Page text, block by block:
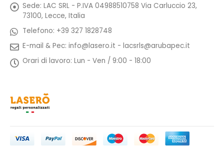
Sede: LAC SRL - P.IVA 04988510758 Via Carluccio 23,
73100, Lecce, Italia
Telefono: +39 327 1828748
E-mail & Pec: info@lasero.it - lacsrls@arubapec.it
Orari di lavoro: Lun - Ven / 9:00 - 18:00